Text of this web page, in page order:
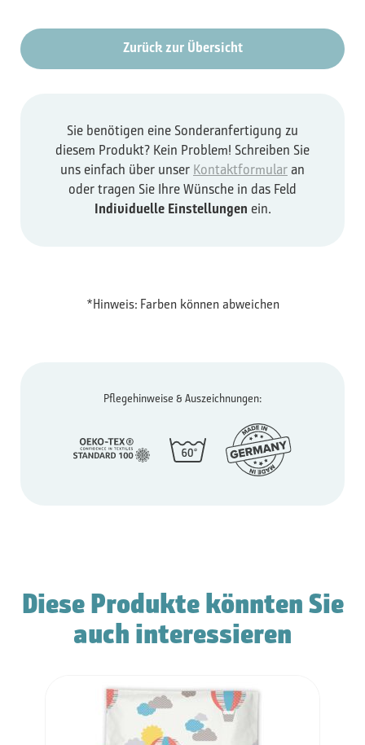
Zurück zur Übersicht
Sie benötigen eine Sonderanfertigung zu
diesem Produkt? Kein Problem! Schreiben Sie
uns einfach über unser Kontaktformular an
oder tragen Sie Ihre Wünsche in das Feld
Individuelle Einstellungen ein.
*Hinweis: Farben können abweichen
Pflegehinweise & Auszeichnungen:
Diese Produkte könnten Sie
auch interessieren